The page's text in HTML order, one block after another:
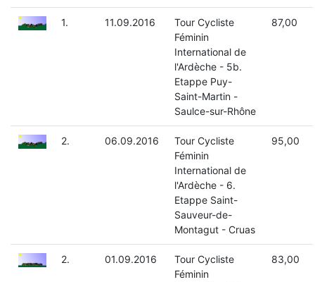
1. 11.09.2016
Tour Cycliste
Féminin
International de
l'Ardèche - 5b.
Etappe Puy-
Saint-Martin -
Saulce-sur-Rhône
87,00
2. 06.09.2016
Tour Cycliste
Féminin
International de
l'Ardèche - 6.
Etappe Saint-
Sauveur-de-
Montagut - Cruas
95,00
2. 01.09.2016
Tour Cycliste
Féminin
83,00